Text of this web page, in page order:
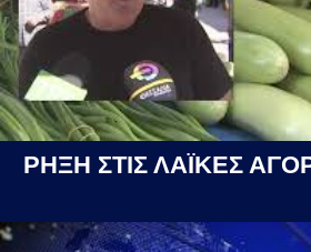
ΡΗΞΗ ΣΤΙΣ ΛΑΪΚΕΣ